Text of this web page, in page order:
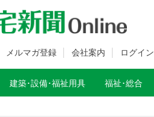
メルマガ登録 会社案内 ログイン
建築･設備･福祉用具 福祉･総合